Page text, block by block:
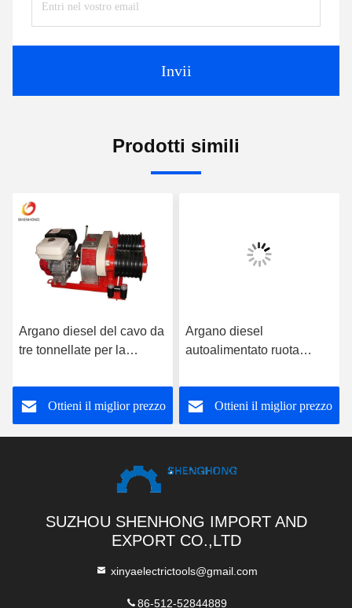
Invii
Prodotti simili
Argano diesel del cavo da
tre tonnellate per la
costruzione del pilone di
Palo
Ottieni il miglior prezzo
Argano diesel
autoalimentato ruota
tonnellate per le linee di
trazione e di
tensionamento
Ottieni il miglior prezzo
SUZHOU SHENHONG IMPORT AND
EXPORT CO.,LTD
xinyaelectrictools@gmail.com
86-512-52844889